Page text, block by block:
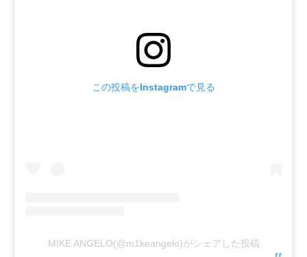
この投稿をInstagramで見る
MIKE ANGELO(@m1keangelo)がシェアした投稿